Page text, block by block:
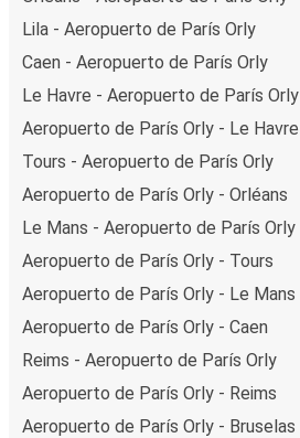
Lila - Aeropuerto de París Orly
Caen - Aeropuerto de París Orly
Le Havre - Aeropuerto de París Orly
Aeropuerto de París Orly - Le Havre
Tours - Aeropuerto de París Orly
Aeropuerto de París Orly - Orléans
Le Mans - Aeropuerto de París Orly
Aeropuerto de París Orly - Tours
Aeropuerto de París Orly - Le Mans
Aeropuerto de París Orly - Caen
Reims - Aeropuerto de París Orly
Aeropuerto de París Orly - Reims
Aeropuerto de París Orly - Bruselas